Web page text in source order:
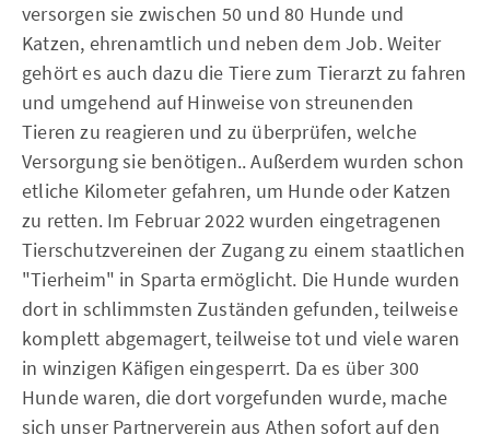
versorgen sie zwischen 50 und 80 Hunde und
Katzen, ehrenamtlich und neben dem Job. Weiter
gehört es auch dazu die Tiere zum Tierarzt zu fahren
und umgehend auf Hinweise von streunenden
Tieren zu reagieren und zu überprüfen, welche
Versorgung sie benötigen.. Außerdem wurden schon
etliche Kilometer gefahren, um Hunde oder Katzen
zu retten. Im Februar 2022 wurden eingetragenen
Tierschutzvereinen der Zugang zu einem staatlichen
"Tierheim" in Sparta ermöglicht. Die Hunde wurden
dort in schlimmsten Zuständen gefunden, teilweise
komplett abgemagert, teilweise tot und viele waren
in winzigen Käfigen eingesperrt. Da es über 300
Hunde waren, die dort vorgefunden wurde, mache
sich unser Partnerverein aus Athen sofort auf den